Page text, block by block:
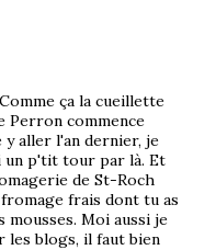
ça la cueillette
Perron commence
y aller l'an dernier, je
un p'tit tour par là. Et
de St-Roch
frais dont tu as
Moi aussi je
les blogs, il faut bien